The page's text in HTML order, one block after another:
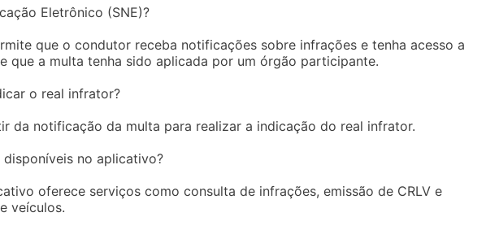
Eletrônico (SNE)?
que o condutor receba notificações sobre infrações e tenha acesso a
que a multa tenha sido aplicada por um órgão participante.
o real infrator?
da notificação da multa para realizar a indicação do real infrator.
no aplicativo?
oferece serviços como consulta de infrações, emissão de CRLV e
veículos.